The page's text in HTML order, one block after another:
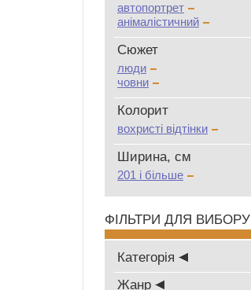
автопортрет
анімалістичний
Сюжет
люди
човни
Колорит
вохристі відтінки
Ширина, см
201 і більше
ФІЛЬТРИ ДЛЯ ВИБОРУ
Категорія
Жанр